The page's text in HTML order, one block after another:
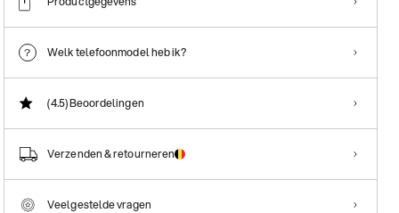
Welk telefoonmodel heb ik?
(4.5)Beoordelingen
Verzenden & retourneren
Veelgestelde vragen